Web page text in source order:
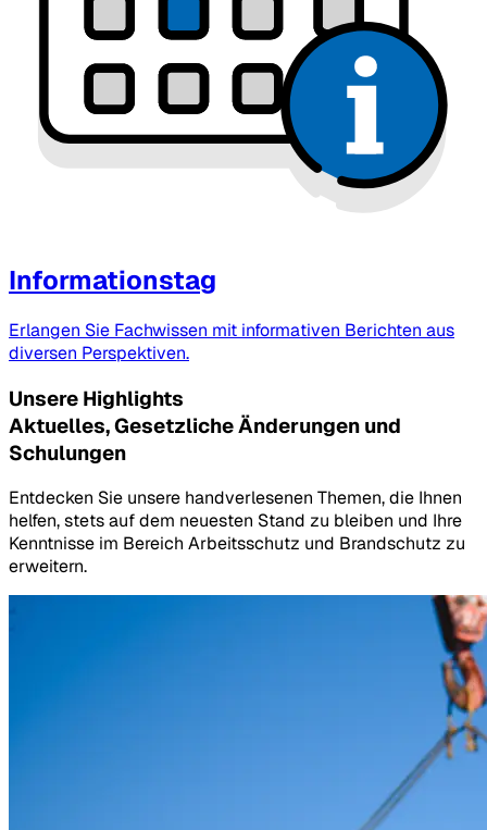
Informationstag
Erlangen Sie Fachwissen mit informativen Berichten aus
diversen Perspektiven.
Unsere Highlights
Aktuelles, Gesetzliche Änderungen und
Schulungen
Entdecken Sie unsere handverlesenen Themen, die Ihnen
helfen, stets auf dem neuesten Stand zu bleiben und Ihre
Kenntnisse im Bereich Arbeitsschutz und Brandschutz zu
erweitern.